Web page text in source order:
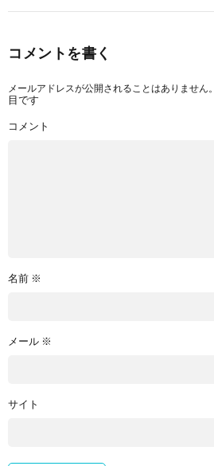
コメントを書く
メールアドレスが公開されることはありません。
目です
コメント
名前 ※
メール ※
サイト